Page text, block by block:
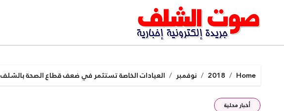
content
Home
2018 نوفمبر العيادات الخاصة تستثمر في ضعف قطاع الصحة بالشلف
أخبار محلية